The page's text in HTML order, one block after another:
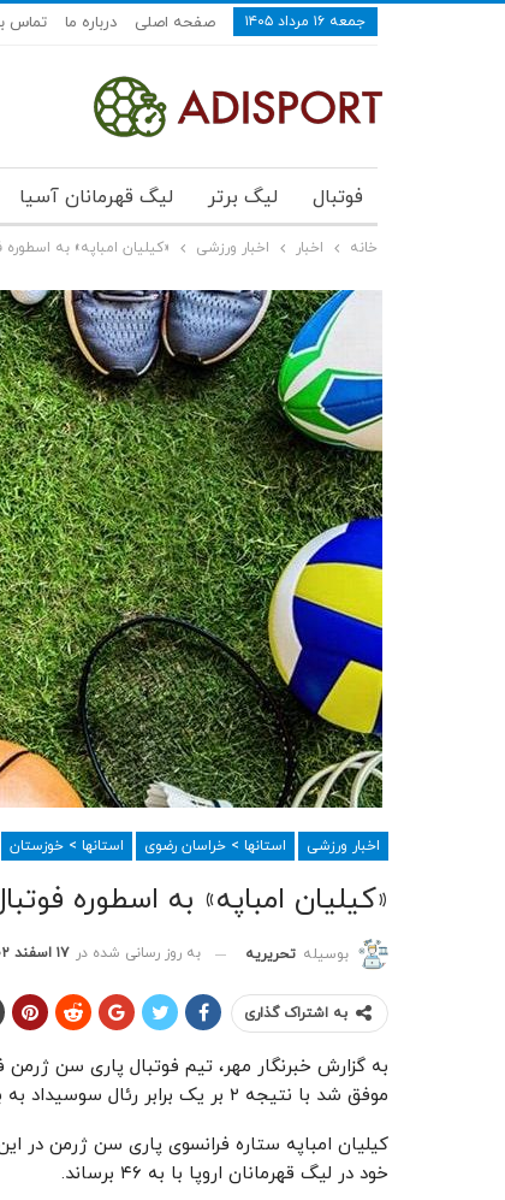
جمعه ۱۶ مرداد ۱۴۰۵ صفحه اصلی درباره ما تماس
فوتبال لیگ برتر لیگ قهرمانان آسیا
خانه اخبار اخبار ورزشی «کیلیان امباپه» به اسطوره
اخبار ورزشی استانها > خراسان رضوی استانها > خوزستان
«کیلیان امباپه» به اسطوره
بوسیله تحریریه به روز رسانی شده در ۱۷ اسفند ۱۴۰۲
به اشتراک گذاری
به گزارش خبرنگار مهر، تیم فوتبال پاری سن
موفق شد با نتیجه ۲ بر یک برابر رئال سوسیداد به برتری برسد.
کیلیان امباپه ستاره فرانسوی پاری سن ژرمن در
خود در لیگ قهرمانان اروپا با به ۴۶ برساند.